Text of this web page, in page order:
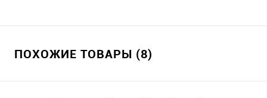
ПОХОЖИЕ ТОВАРЫ (8)